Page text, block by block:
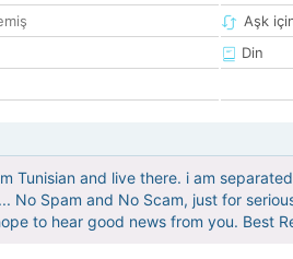
Aşk
Din
Tunisian and live there. i am
No Spam and No Scam, just for
to hear good news from you. Best